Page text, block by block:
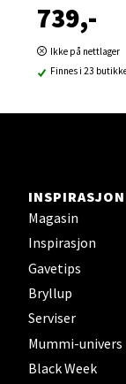
739,-
Ikke på nettlager
Finnes i 23
INSPIRASJON
Magasin
Inspirasjon
Gavetips
Bryllup
Serviser
Mummi-univers
Black Week
Åpent i dag
0 i butikk